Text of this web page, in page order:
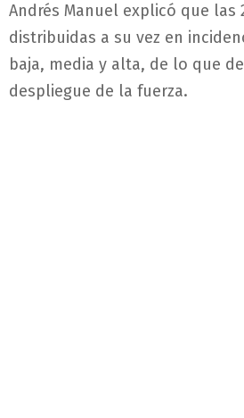
Andrés Manuel explicó que las
distribuidas a su vez en
baja, media y alta, de lo que
despliegue de la fuerza.